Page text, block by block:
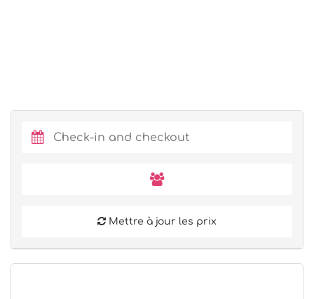
Mettre à jour les prix